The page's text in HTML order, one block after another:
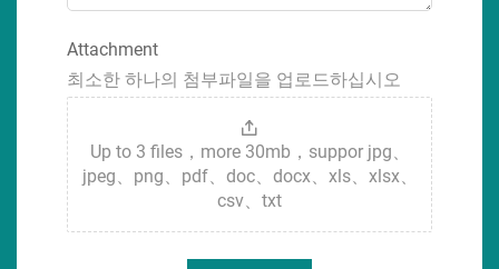
Attachment
최소한 하나의 첨부파일을 업로드하십시오
Up to 3 files，more 30mb，suppor jpg、
jpeg、png、pdf、doc、docx、xls、xlsx、
csv、txt